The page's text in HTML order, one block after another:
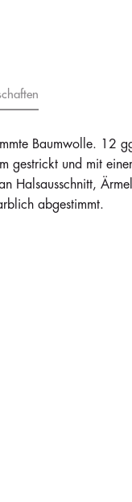
Baumwolle. 12
gestrickt und mit
Halsausschnitt,
abgestimmt.